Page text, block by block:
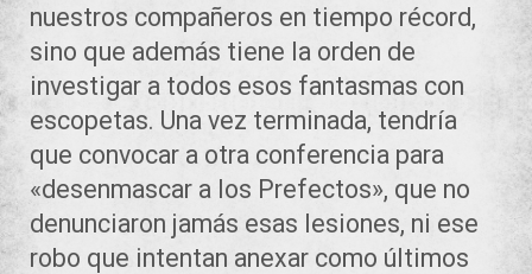
nuestros compañeros en tiempo récord,
sino que además tiene la orden de
investigar a todos esos fantasmas con
escopetas. Una vez terminada, tendría
que convocar a otra conferencia para
«desenmascar a los Prefectos», que no
denunciaron jamás esas lesiones, ni ese
robo que intentan anexar como últimos